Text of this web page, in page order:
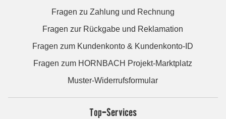
Fragen zu Zahlung und Rechnung
Fragen zur Rückgabe und Reklamation
Fragen zum Kundenkonto & Kundenkonto-ID
Fragen zum HORNBACH Projekt-Marktplatz
Muster-Widerrufsformular
Top-Services